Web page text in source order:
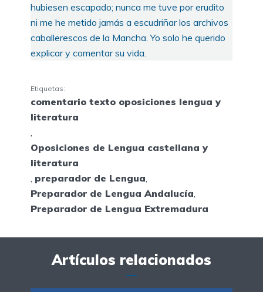
hubiesen escapado; nunca me tuve por erudito
ni me he metido jamás a escudriñar los archivos
caballerescos de la Mancha. Yo solo he querido
explicar y comentar su vida.
Etiquetas:
comentario texto oposiciones lengua y
literatura
,
Oposiciones de Lengua castellana y
literatura
, preparador de Lengua,
Preparador de Lengua Andalucía,
Preparador de Lengua Extremadura
Artículos relacionados